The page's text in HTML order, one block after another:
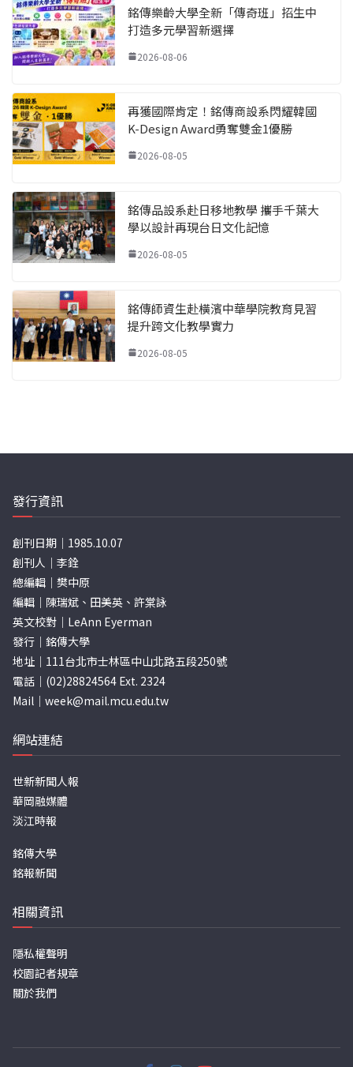
銘傳樂齡大學全新「傳奇班」招生中
打造多元學習新選擇
2026-08-06
再獲國際肯定！銘傳商設系閃耀韓國
K-Design Award勇奪雙金1優勝
2026-08-05
銘傳品設系赴日移地教學 攜手千葉大
學以設計再現台日文化記憶
2026-08-05
銘傳師資生赴橫濱中華學院教育見習
提升跨文化教學實力
2026-08-05
發行資訊
創刊日期｜1985.10.07
創刊人｜李銓
總編輯｜樊中原
編輯｜陳瑞斌、田美英、許棠詠
英文校對｜LeAnn Eyerman
發行｜銘傳大學
地址｜111台北市士林區中山北路五段250號
電話｜(02)28824564 Ext. 2324
Mail｜ week@mail.mcu.edu.tw
網站連結
世新新聞人報
華岡融媒體
淡江時報
銘傳大學
銘報新聞
相關資訊
隱私權聲明
校園記者規章
關於我們